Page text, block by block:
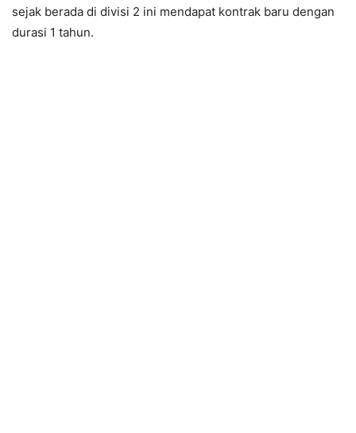
sejak berada di divisi 2 ini mendapat kontrak baru dengan
durasi 1 tahun.